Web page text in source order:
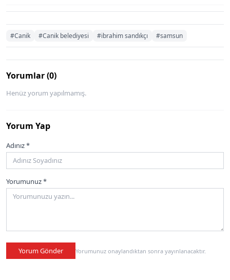
#Canik #Canik belediyesi #ibrahim sandıkçı #samsun
Yorumlar (0)
Henüz yorum yapılmamış.
Yorum Yap
Adınız *
Yorumunuz *
Yorum Gönder Yorumunuz onaylandıktan sonra yayınlanacaktır.